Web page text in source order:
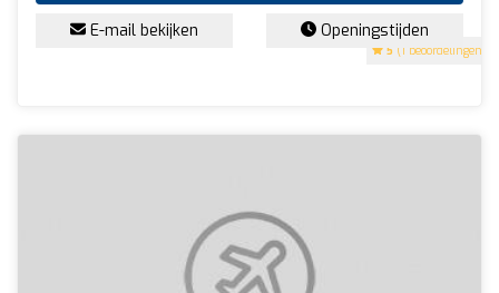
5 (1 beoordelingen)
E-mail bekijken Openingstijden